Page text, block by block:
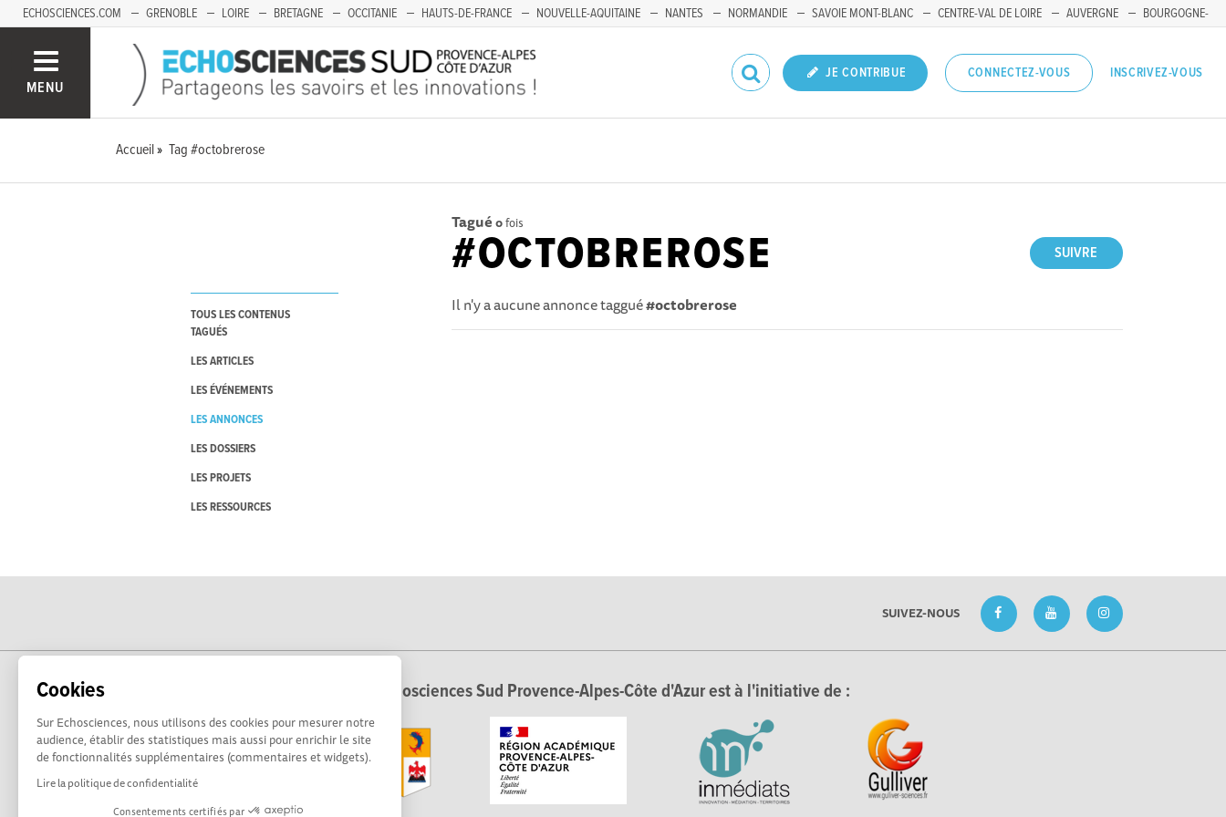
Cookies
Sur Echosciences, nous utilisons des cookies pour mesurer notre
audience, établir des statistiques mais aussi pour enrichir le site
de fonctionnalités supplémentaires (commentaires et widgets).
Lire la politique de confidentialité
Consentements certifiés par
ECHOSCIENCES.COM GRENOBLE LOIRE BRETAGNE OCCITANIE HAUTS-DE-FRANCE NOUVELLE-AQUITAINE NANTES NORMANDIE SAVOIE MONT-BLANC CENTRE-VAL DE LOIRE AUVERGNE
BOURGOGNE-
MENU
JE CONTRIBUE CONNECTEZ-VOUS INSCRIVEZ-VOUS
Accueil Tag #octobrerose
TOUS LES CONTENUS
TAGUÉS
LES ARTICLES
LES ÉVÉNEMENTS
LES ANNONCES
LES DOSSIERS
LES PROJETS
LES RESSOURCES
Tagué 0fois
SUIVRE
#OCTOBREROSE
Il n'y a aucune annonce taggué#octobrerose
SUIVEZ-NOUS
Echosciences Sud Provence-Alpes-Côte d'Azur est à l'initiative de :